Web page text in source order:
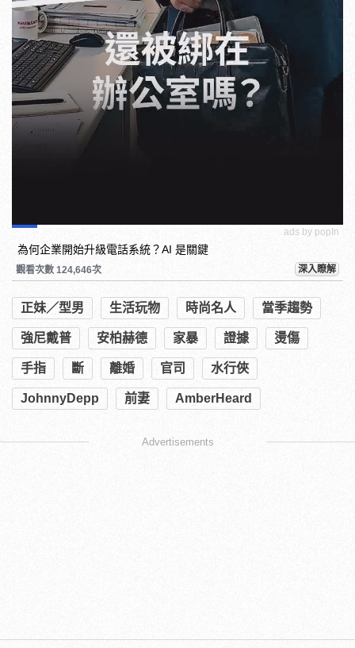
ads by popIn
為何企業開始升級電話系統？AI 是關鍵
觀看次數 124,646次 深入瞭解
正妹／型男 生活玩物 時尚名人 當季趨勢
強尼戴普 安柏赫德 家暴 證據 燙傷
手指 斷 離婚 官司 水行俠
JohnnyDepp 前妻 AmberHeard
Advertisements